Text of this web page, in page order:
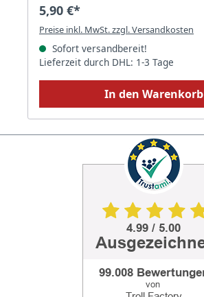
5,90 €*
Preise inkl. MwSt. zzgl. Versandkosten
Sofort versandbereit!
Lieferzeit durch DHL: 1-3 Tage
In den Warenkorb